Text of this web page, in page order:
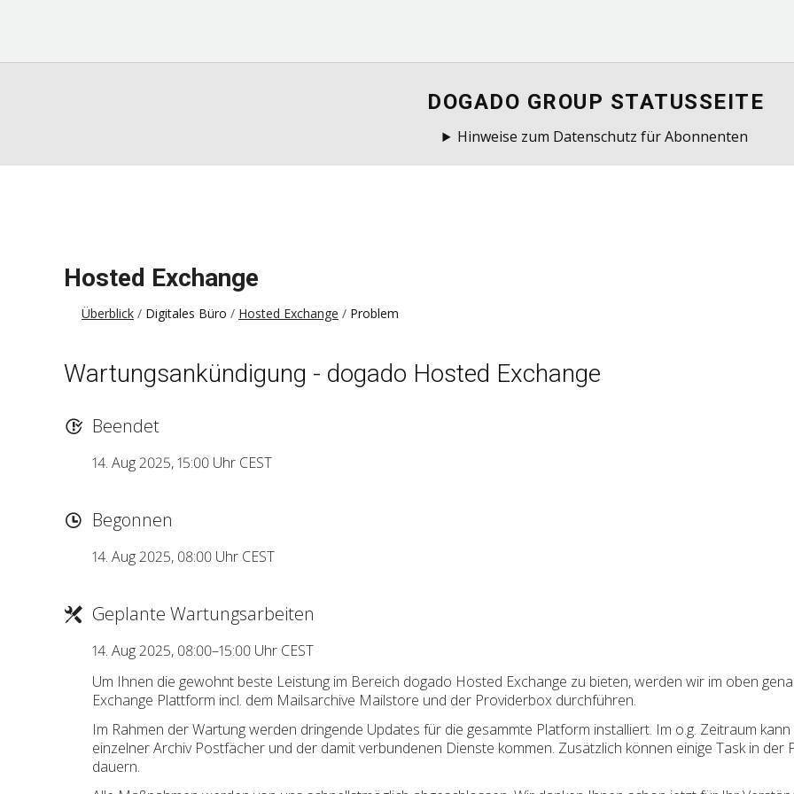
DOGADO GROUP STATUSSEITE
Hinweise zum Datenschutz für Abonnenten
Hosted Exchange
Überblick Digitales Büro Hosted Exchange Problem
Wartungsankündigung - dogado Hosted Exchange
Beendet
14. Aug 2025, 15:00 Uhr CEST
Begonnen
14. Aug 2025, 08:00 Uhr CEST
Geplante Wartungsarbeiten
14. Aug 2025, 08:00–15:00 Uhr CEST
Um Ihnen die gewohnt beste Leistung im Bereich dogado Hosted Exchange zu bieten, werden wir im oben
Exchange Plattform incl. dem Mailsarchive Mailstore und der Providerbox durchführen.
Im Rahmen der Wartung werden dringende Updates für die gesammte Platform installiert. Im o.g. Zeitraum
einzelner Archiv Postfächer und der damit verbundenen Dienste kommen. Zusätzlich können einige Task in
dauern.